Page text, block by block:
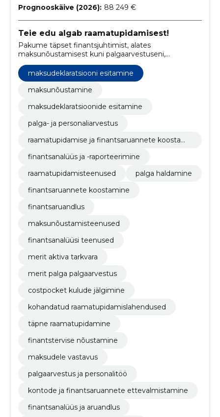
Prognooskäive (2026): 88 249 €
Teie edu algab raamatupidamisest!
Pakume täpset finantsjuhtimist, alates
maksunõustamisest kuni palgaarvestuseni,
kasutades tipptasemel tarkvara nagu Merit Aktiva ja
Costpocket.
maksudeklaratsiooni esitamine
maksunõustamine
maksudeklaratsioonide esitamine
palga- ja personaliarvestus
raamatupidamise ja finantsaruannete koostami
finantsanalüüs ja -raporteerimine
raamatupidamisteenused
palga haldamine
finantsaruannete koostamine
finantsaruandlus
maksunõustamisteenused
finantsanalüüsi teenused
merit aktiva tarkvara
merit palga palgaarvestus
costpocket kulude jälgimine
kohandatud raamatupidamislahendused
täpne raamatupidamine
finantstervise nõustamine
maksudele vastavus
palgaarvestus ja personalitöö
kontode ja finantsaruannete ettevalmistamine
finantsanalüüs ja aruandlus